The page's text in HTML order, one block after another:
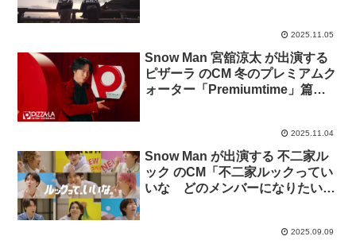
2025.11.05
Snow Man 宮舘涼太 が出演する
ピザーラ のCM 冬のプレミアムク
ォーター「Premiumtime」篇
2025.11.04
Snow Man が出演する 不二家ル
ック のCM「不二家ルックってい
いな どのメンバーになりたい？
2025.09.09